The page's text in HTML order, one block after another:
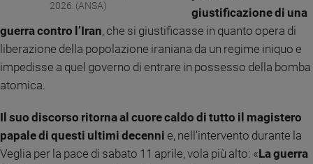
2026. (ANSA)
giustificazione di una
guerra contro l’Iran, che si giustificasse in quanto opera di
liberazione della popolazione iraniana da un regime iniquo e
impedisse a quel governo di entrare in possesso della bomba
atomica.
Il suo discorso ritorna al cuore caldo di tutto il magistero
papale di questi ultimi decenni e, nell’intervento durante la
Veglia per la pace di sabato 11 aprile, vola più alto: «La guerra